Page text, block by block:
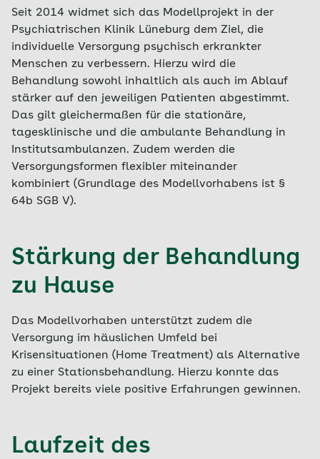
Seit 2014 widmet sich das Modellprojekt in der
Psychiatrischen Klinik Lüneburg dem Ziel, die
individuelle Versorgung psychisch erkrankter
Menschen zu verbessern. Hierzu wird die
Behandlung sowohl inhaltlich als auch im Ablauf
stärker auf den jeweiligen Patienten abgestimmt.
Das gilt gleichermaßen für die stationäre,
tagesklinische und die ambulante Behandlung in
Institutsambulanzen. Zudem werden die
Versorgungsformen flexibler miteinander
kombiniert (Grundlage des Modellvorhabens ist §
64b SGB V).
Stärkung der Behandlung
zu Hause
Das Modellvorhaben unterstützt zudem die
Versorgung im häuslichen Umfeld bei
Krisensituationen (Home Treatment) als Alternative
zu einer Stationsbehandlung. Hierzu konnte das
Projekt bereits viele positive Erfahrungen gewinnen.
Laufzeit des